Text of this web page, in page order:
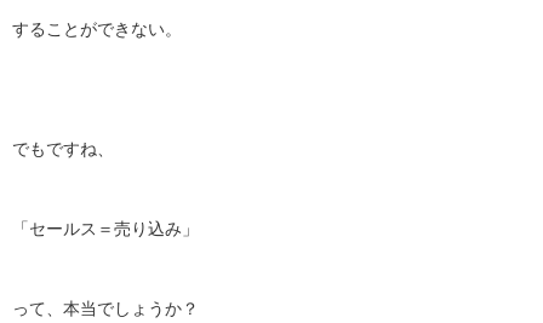
することができない。
でもですね、
「セールス＝売り込み」
って、本当でしょうか？